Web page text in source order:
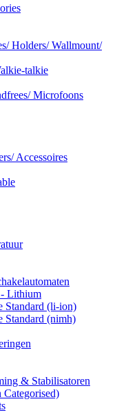
Holders/ Wallmount/
talkie
Microfoons
Accessoires
- Lithium
Standard (li-ion)
Standard (nimh)
& Stabilisatoren
Categorised)